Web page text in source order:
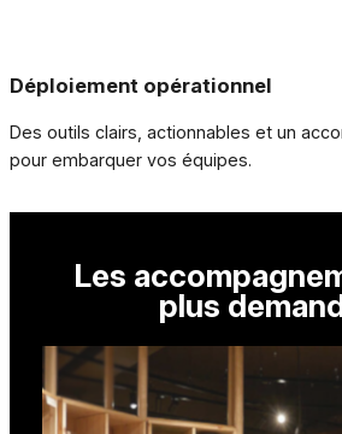
Déploiement opérationnel
Des outils clairs, actionnables et un
pour embarquer vos équipes.
Les
plus